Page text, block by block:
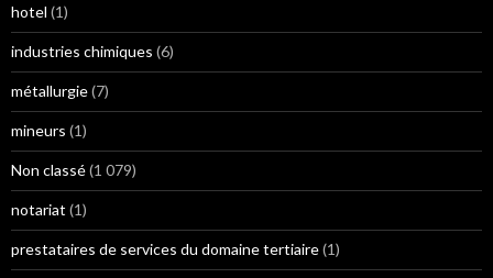
hotel (1)
industries chimiques (6)
métallurgie(7)
mineurs (1)
Non classé(1 079)
notariat (1)
prestataires de services du domaine tertiaire(1)